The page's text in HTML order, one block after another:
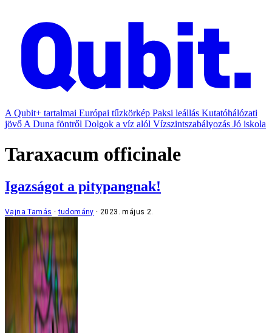
A Qubit+ tartalmai Európai tűzkörkép Paksi leállás Kutatóhálózati
jövő A Duna föntről Dolgok a víz alól Vízszintszabályozás Jó iskola
Taraxacum officinale
Igazságot a pitypangnak!
Vajna Tamás tudomány 2023. május 2.